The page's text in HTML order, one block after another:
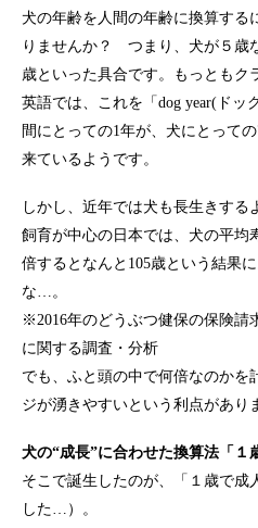
犬の年齢を人間の年齢に換算する
りませんか？ つまり、犬が５歳
歳といった具合です。もっともク
英語では、これを「dog year(ドッ
間にとっての1年が、犬にとって
来ているようです。
しかし、近年では犬も長生きする
飼育が中心の日本では、犬の平均
倍するとなんと105歳という結果
な…。
※2016年のどうぶつ健保の保険請
に関する調査・分析
でも、ふと頭の中で何倍なのかを
ジが湧きやすいという利点があり
犬の“成長”に合わせた換算法「１
そこで誕生したのが、「１歳で成
した…）。